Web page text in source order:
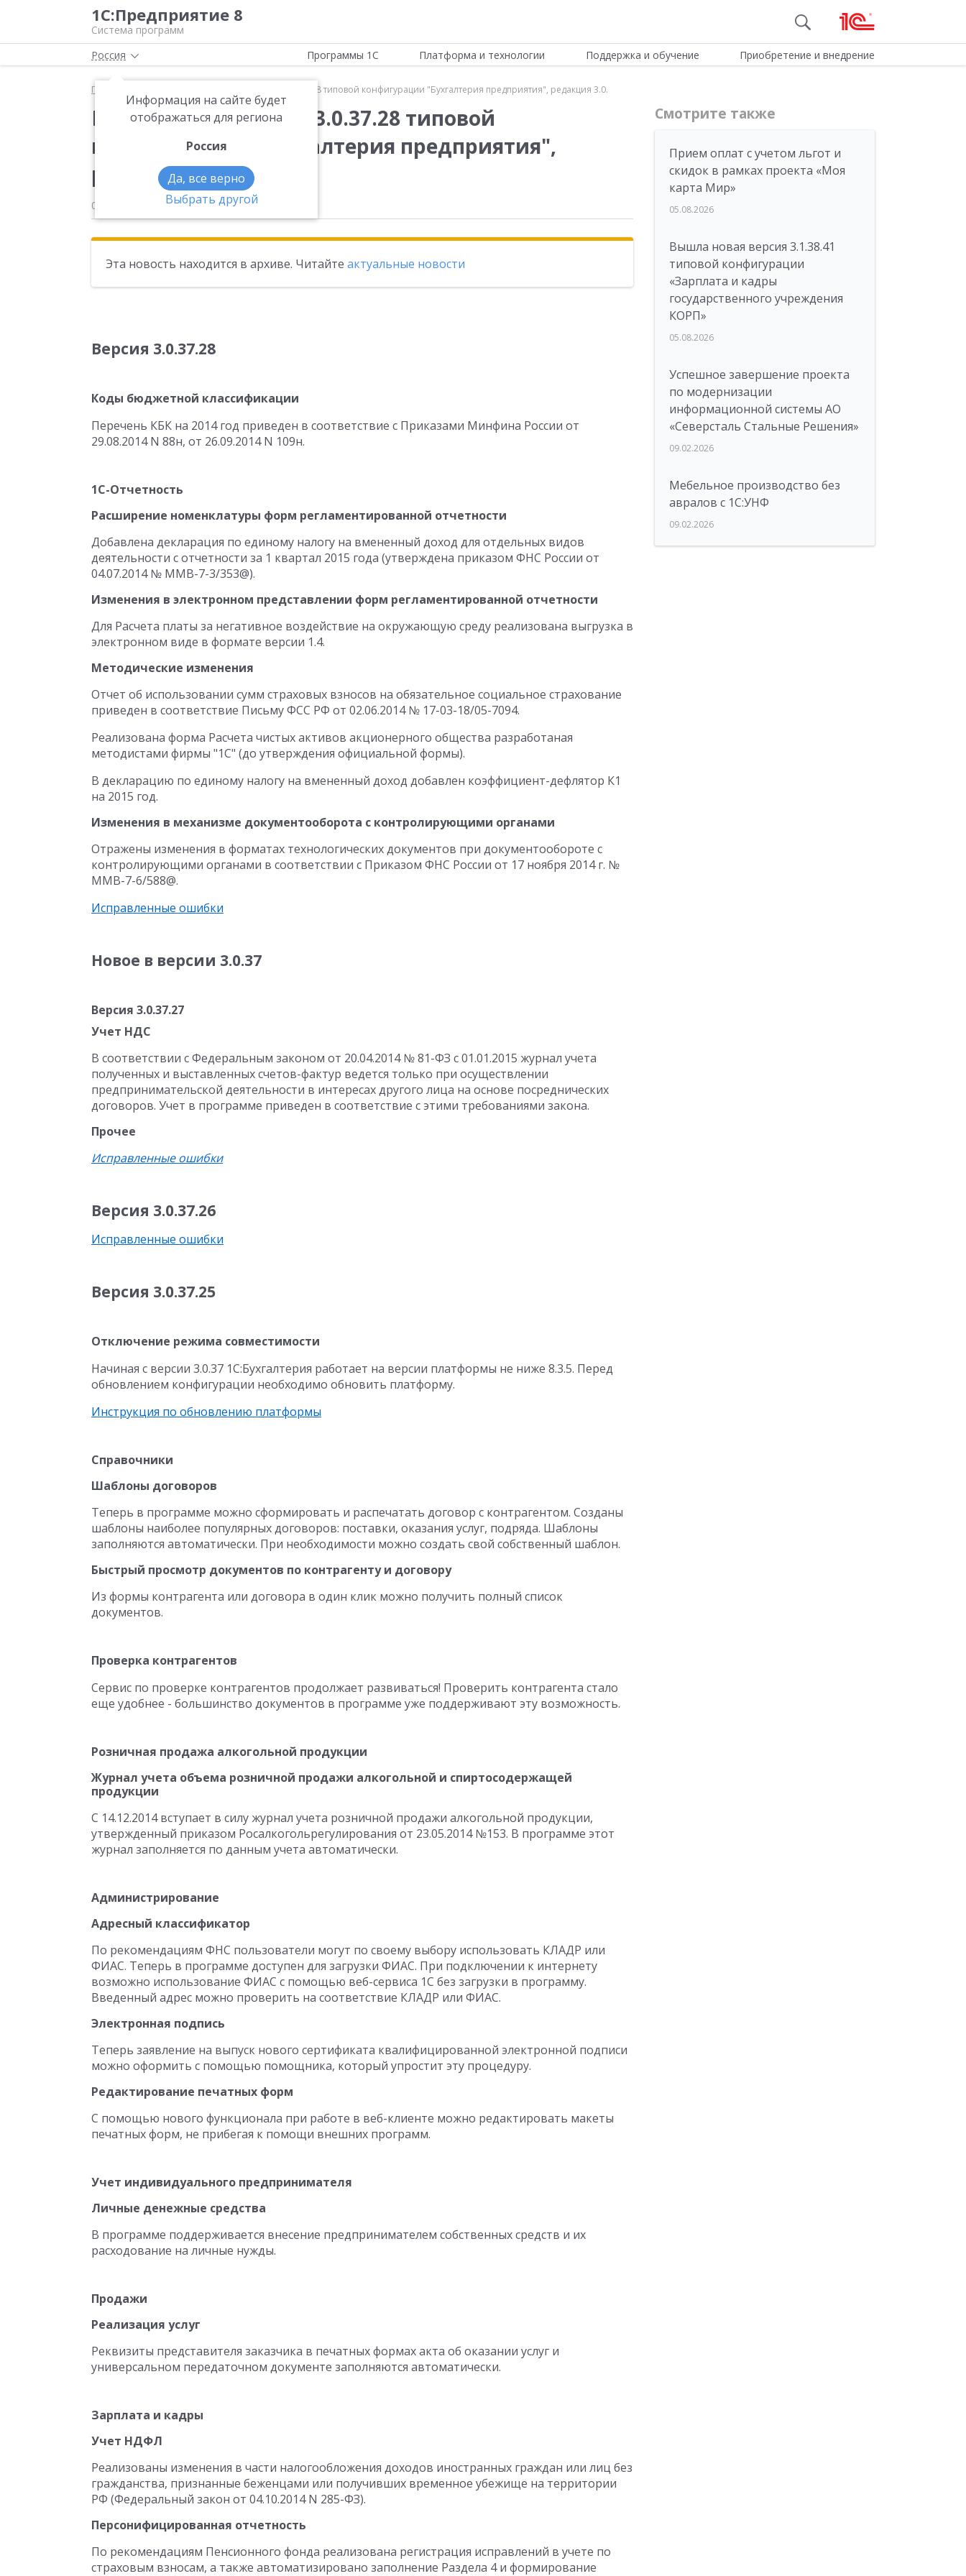
1С:Предприятие 8
Система программ
Россия
Информация на сайте будет
отображаться для региона
Россия
Да, все верно
Выбрать другой
Программы 1С Платформа и технологии Поддержка и обучение Приобретение и внедрение
Главная Вышла новая версия 3.0.37.28 типовой конфигурации "Бухгалтерия предприятия", редакция 3.0.
Вышла новая версия 3.0.37.28 типовой
конфигурации "Бухгалтерия предприятия",
редакция 3.0.
03.12.2014
Эта новость находится в архиве. Читайте актуальные новости
Версия 3.0.37.28
Коды бюджетной классификации
Перечень КБК на 2014 год приведен в соответствие с Приказами Минфина России от
29.08.2014 N 88н, от 26.09.2014 N 109н.
1С-Отчетность
Расширение номенклатуры форм регламентированной отчетности
Добавлена декларация по единому налогу на вмененный доход для отдельных видов
деятельности с отчетности за 1 квартал 2015 года (утверждена приказом ФНС России от
04.07.2014 № ММВ-7-3/353@).
Изменения в электронном представлении форм регламентированной отчетности
Для Расчета платы за негативное воздействие на окружающую среду реализована выгрузка в
электронном виде в формате версии 1.4.
Методические изменения
Отчет об использовании сумм страховых взносов на обязательное социальное страхование
приведен в соответствие Письму ФСС РФ от 02.06.2014 № 17-03-18/05-7094.
Реализована форма Расчета чистых активов акционерного общества разработаная
методистами фирмы "1С" (до утверждения официальной формы).
В декларацию по единому налогу на вмененный доход добавлен коэффициент-дефлятор К1
на 2015 год.
Изменения в механизме документооборота с контролирующими органами
Отражены изменения в форматах технологических документов при документообороте с
контролирующими органами в соответствии с Приказом ФНС России от 17 ноября 2014 г. №
ММВ-7-6/588@.
Исправленные ошибки
Новое в версии 3.0.37
Версия 3.0.37.27
Учет НДС
В соответствии с Федеральным законом от 20.04.2014 № 81-ФЗ с 01.01.2015 журнал учета
полученных и выставленных счетов-фактур ведется только при осуществлении
предпринимательской деятельности в интересах другого лица на основе посреднических
договоров. Учет в программе приведен в соответствие с этими требованиями закона.
Прочее
Исправленные ошибки
Версия 3.0.37.26
Исправленные ошибки
Версия 3.0.37.25
Отключение режима совместимости
Начиная с версии 3.0.37 1С:Бухгалтерия работает на версии платформы не ниже 8.3.5. Перед
обновлением конфигурации необходимо обновить платформу.
Инструкция по обновлению платформы
Справочники
Шаблоны договоров
Теперь в программе можно сформировать и распечатать договор с контрагентом. Созданы
шаблоны наиболее популярных договоров: поставки, оказания услуг, подряда. Шаблоны
заполняются автоматически. При необходимости можно создать свой собственный шаблон.
Быстрый просмотр документов по контрагенту и договору
Из формы контрагента или договора в один клик можно получить полный список
документов.
Проверка контрагентов
Сервис по проверке контрагентов продолжает развиваться! Проверить контрагента стало
еще удобнее - большинство документов в программе уже поддерживают эту возможность.
Розничная продажа алкогольной продукции
Журнал учета объема розничной продажи алкогольной и спиртосодержащей
продукции
С 14.12.2014 вступает в силу журнал учета розничной продажи алкогольной продукции,
утвержденный приказом Росалкогольрегулирования от 23.05.2014 №153. В программе этот
журнал заполняется по данным учета автоматически.
Администрирование
Адресный классификатор
По рекомендациям ФНС пользователи могут по своему выбору использовать КЛАДР или
ФИАС. Теперь в программе доступен для загрузки ФИАС. При подключении к интернету
возможно использование ФИАС с помощью веб-сервиса 1С без загрузки в программу.
Введенный адрес можно проверить на соответствие КЛАДР или ФИАС.
Электронная подпись
Теперь заявление на выпуск нового сертификата квалифицированной электронной подписи
можно оформить с помощью помощника, который упростит эту процедуру.
Редактирование печатных форм
С помощью нового функционала при работе в веб-клиенте можно редактировать макеты
печатных форм, не прибегая к помощи внешних программ.
Учет индивидуального предпринимателя
Личные денежные средства
В программе поддерживается внесение предпринимателем собственных средств и их
расходование на личные нужды.
Продажи
Реализация услуг
Реквизиты представителя заказчика в печатных формах акта об оказании услуг и
универсальном передаточном документе заполняются автоматически.
Зарплата и кадры
Учет НДФЛ
Реализованы изменения в части налогообложения доходов иностранных граждан или лиц без
гражданства, признанные беженцами или получивших временное убежище на территории
РФ (Федеральный закон от 04.10.2014 N 285-ФЗ).
Персонифицированная отчетность
По рекомендациям Пенсионного фонда реализована регистрация исправлений в учете по
страховым взносам, а также автоматизировано заполнение Раздела 4 и формирование
Смотрите также
Прием оплат с учетом льгот и
скидок в рамках проекта «Моя
карта Мир»
05.08.2026
Вышла новая версия 3.1.38.41
типовой конфигурации
«Зарплата и кадры
государственного учреждения
КОРП»
05.08.2026
Успешное завершение проекта
по модернизации
информационной системы АО
«Северсталь Стальные Решения»
09.02.2026
Мебельное производство без
авралов с 1С:УНФ
09.02.2026